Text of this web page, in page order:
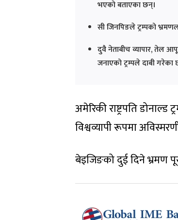
भएको बताएका छन्।
सी जिनपिङले ट्रम्पको
दुवै नेताबीच व्यापार, तेल
जनाएको ट्रम्पले दाबी गरेका
अमेरिकी राष्ट्रपति
विश्वव्यापी रूपमा
बेइजिङको दुई दिने भ्रमण